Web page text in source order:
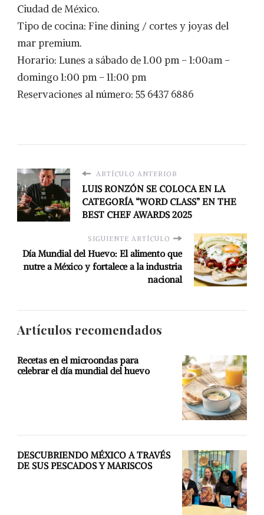
Ciudad de México.
Tipo de cocina: Fine dining / cortes y joyas del
mar premium.
Horario: Lunes a sábado de 1.00 pm – 1:00am –
domingo 1:00 pm – 11:00 pm
Reservaciones al número: 55 6437 6886
ARTÍCULO ANTERIOR
LUIS RONZÓN SE COLOCA EN LA
CATEGORÍA “WORD CLASS” EN THE
BEST CHEF AWARDS 2025
SIGUIENTE ARTÍCULO
Día Mundial del Huevo: El alimento que
nutre a México y fortalece a la industria
nacional
Artículos recomendados
Recetas en el microondas para
celebrar el día mundial del huevo
DESCUBRIENDO MÉXICO A TRAVÉS
DE SUS PESCADOS Y MARISCOS